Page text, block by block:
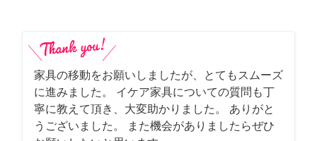
家具の移動をお願いしましたが、とてもスムーズ
に進みました。 イケア家具についての質問も丁
寧に教えて頂き、大変助かりました。 ありがと
うございました。 また機会がありましたらぜひ